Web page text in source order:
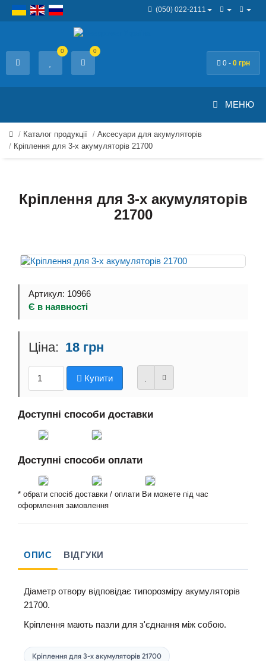
(050) 022-2111
0 - 0 грн
0 0
МЕНЮ
Каталог продукції
Аксесуари для акумуляторів
Кріплення для 3-х акумуляторів 21700
Кріплення для 3-х акумуляторів
21700
Артикул: 10966
Є в наявності
18 грн
Купити
Доступні способи доставки
Доступні способи оплати
* обрати спосіб доставки / оплати Ви можете під час
оформлення замовлення
ОПИС ВІДГУКИ
Діаметр отвору відповідає типорозміру акумуляторів
21700.
Кріплення мають пазли для з'єднання між собою.
Кріплення для 3-х акумуляторів 21700